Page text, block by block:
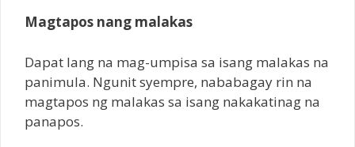
Magtapos nang malakas
Dapat lang na mag-umpisa sa isang malakas na
panimula. Ngunit syempre, nababagay rin na
magtapos ng malakas sa isang nakakatinag na
panapos.